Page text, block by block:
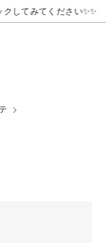
ペーン♪ 夏季限定でビ